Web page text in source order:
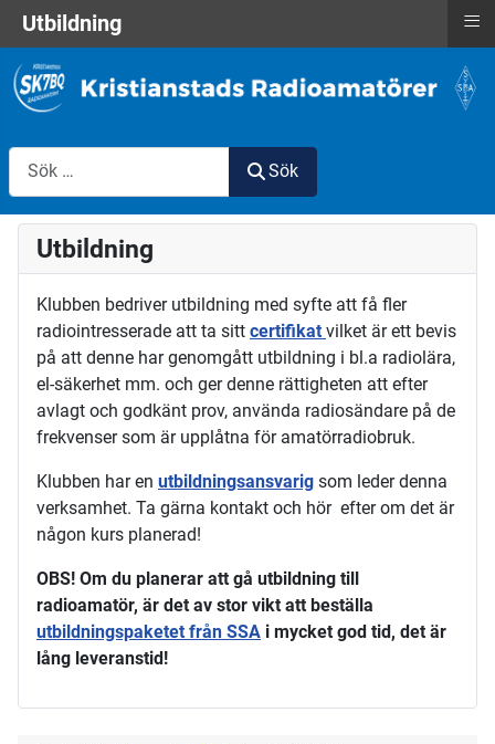
Sök
Sök
Utbildning
Klubben bedriver utbildning med syfte att få fler
radiointresserade att ta sitt certifikat vilket är ett bevis
på att denne har genomgått utbildning i bl.a radiolära,
el-säkerhet mm. och ger denne rättigheten att efter
avlagt och godkänt prov, använda radiosändare på de
frekvenser som är upplåtna för amatörradiobruk.
Klubben har en utbildningsansvarig som leder denna
verksamhet. Ta gärna kontakt och hör efter om det är
någon kurs planerad!
OBS! Om du planerar att gå utbildning till
radioamatör, är det av stor vikt att beställa
utbildningspaketet från SSA i mycket god tid, det är
lång leveranstid!
Utbildning ≡